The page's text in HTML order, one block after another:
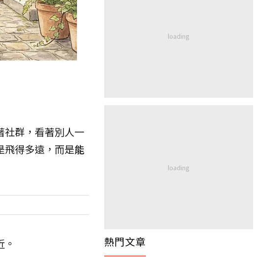
社群，看著別人一
飛得多遠，而是能
熱門文章